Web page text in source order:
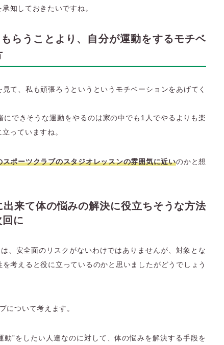
知しておきたいですね。
らうことより、自分が運動をするモチベ
て、私も頑張ろうというというモチベーションをあげてく
できそうな運動をやるのは家の中でも1人でやるよりも楽
っていますね。
ポーツクラブのスタジオレッスンの雰囲気に近いのかと想
出来て体の悩みの解決に役立ちそうな方法
に
、安全面のリスクがないわけではありませんが、対象とな
考えると役に立っているのかと思いましたがどうでしょう
について考えます。
動”をしたい人達なのに対して、体の悩みを解決する手段を